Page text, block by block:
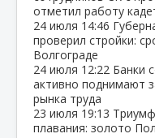
отметил работу
24 июля 14:46
проверил стройки:
Волгограде
24 июля 12:22 Банки
активно поднимают
рынка труда
23 июля 19:13
плавания: золото